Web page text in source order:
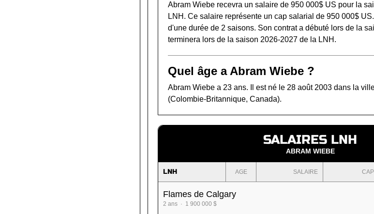
Abram Wiebe recevra un salaire de 950 000$ US pour la
LNH. Ce salaire représente un cap salarial de 950 000$
d'une durée de 2 saisons. Son contrat a débuté lors de la
terminera lors de la saison 2026-2027 de la LNH.
Quel âge a Abram Wiebe ?
Abram Wiebe a 23 ans. Il est né le 28 août 2003 dans la
(Colombie-Britannique, Canada).
SALAIRES LNH
ABRAM WIEBE
LNH AGE SALAIRE
Flames de Calgary
2 ans · 1 900 000 $